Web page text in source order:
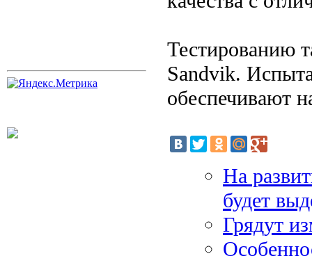
Тестированию
Sandvik.
обеспечивают
На
будет
Грядут